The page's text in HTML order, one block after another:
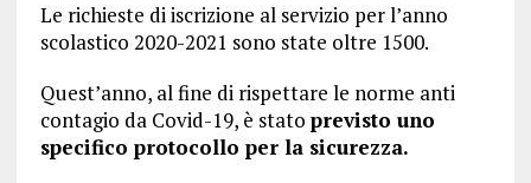
Le richieste di iscrizione al servizio per l’anno
scolastico 2020-2021 sono state oltre 1500.
Quest’anno, al fine di rispettare le norme anti
contagio da Covid-19, è stato previsto uno
specifico protocollo per la sicurezza.